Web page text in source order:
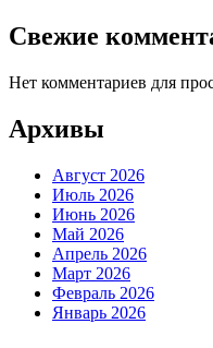
Свежие
Нет комментариев для
Архивы
Август 2026
Июль 2026
Июнь 2026
Май 2026
Апрель 2026
Март 2026
Февраль 2026
Январь 2026